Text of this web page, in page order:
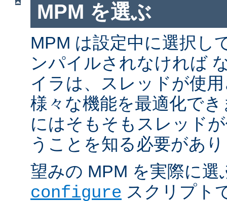
MPM を選ぶ
MPM は設定中に選択し
ンパイルされなければ
イラは、スレッドが使
様々な機能を最適化で
にはそもそもスレッド
うことを知る必要があ
望みの MPM を実際に選
configure スクリプト